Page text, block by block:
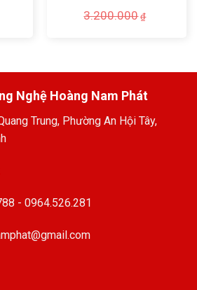
3.200.000 ₫
Nghệ Hoàng Nam Phát
Trung, Phường An Hội Tây,
- 0964.526.281